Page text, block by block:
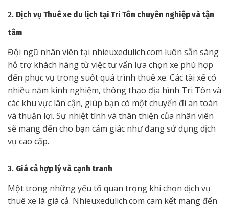
2. Dịch vụ Thuê xe du lịch tại Tri Tôn chuyên nghiệp và tận
tâm
Đội ngũ nhân viên tại nhieuxedulich.com luôn sẵn sàng
hỗ trợ khách hàng từ việc tư vấn lựa chọn xe phù hợp
đến phục vụ trong suốt quá trình thuê xe. Các tài xế có
nhiều năm kinh nghiệm, thông thạo địa hình Tri Tôn và
các khu vực lân cận, giúp bạn có một chuyến đi an toàn
và thuận lợi. Sự nhiệt tình và thân thiện của nhân viên
sẽ mang đến cho bạn cảm giác như đang sử dụng dịch
vụ cao cấp.
3. Giá cả hợp lý và cạnh tranh
Một trong những yếu tố quan trọng khi chọn dịch vụ
thuê xe là giá cả. Nhieuxedulich.com cam kết mang đến